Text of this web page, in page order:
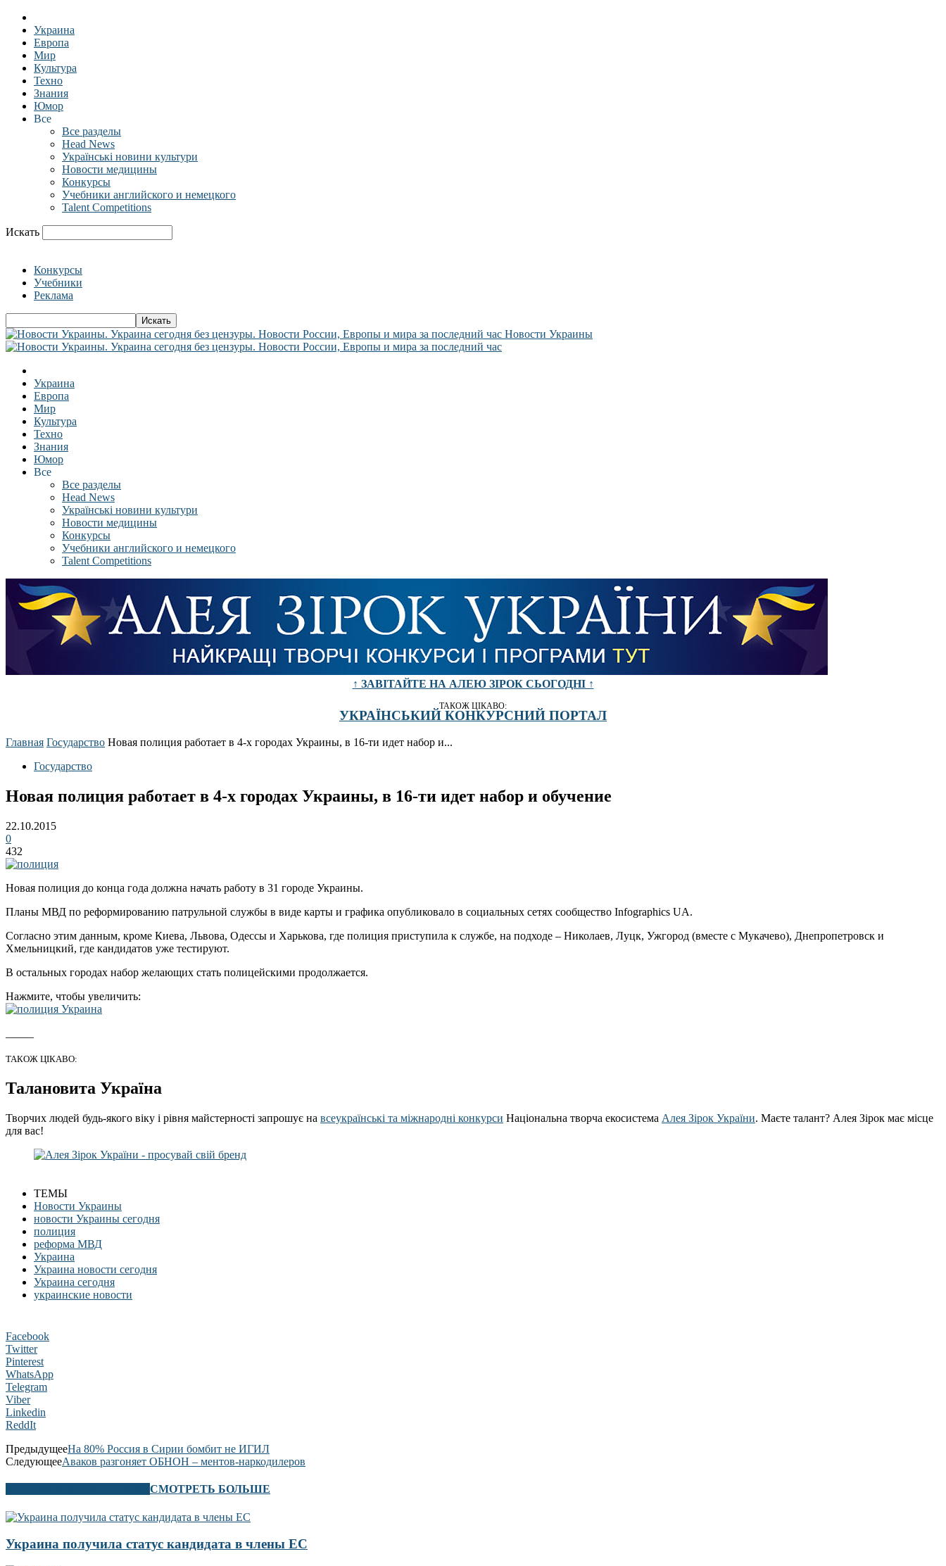
Украина
Европа
Мир
Культура
Техно
Знания
Юмор
Все
Все разделы
Head News
Українські новини культури
Новости медицины
Конкурсы
Учебники английского и немецкого
Talent Competitions
Искать
Конкурсы
Учебники
Реклама
Новости Украины
Украина
Европа
Мир
Культура
Техно
Знания
Юмор
Все
Все разделы
Head News
Українські новини культури
Новости медицины
Конкурсы
Учебники английского и немецкого
Talent Competitions
↑ ЗАВІТАЙТЕ НА АЛЕЮ ЗІРОК СЬОГОДНІ ↑
ТАКОЖ ЦІКАВО:
УКРАЇНСЬКИЙ КОНКУРСНИЙ ПОРТАЛ
Главная Государство Новая полиция работает в 4-х городах Украины, в 16-ти идет набор и...
Государство
Новая полиция работает в 4-х городах Украины, в 16-ти идет набор и обучение
22.10.2015
0
432
Новая полиция до конца года должна начать работу в 31 городе Украины.
Планы МВД по реформированию патрульной службы в виде карты и графика опубликовало в социальных сетях сообщество Infographics UA.
Согласно этим данным, кроме Киева, Львова, Одессы и Харькова, где полиция приступила к службе, на подходе – Николаев, Луцк, Ужгород (вместе с Мукачево), Днепропетровск и
Хмельницкий, где кандидатов уже тестируют.
В остальных городах набор желающих стать полицейскими продолжается.
Нажмите, чтобы увеличить:
ТАКОЖ ЦІКАВО:
Талановита Україна
Творчих людей будь-якого віку і рівня майстерності запрошує на всеукраїнські та міжнародні конкурси Національна творча екосистема Алея Зірок України. Маєте талант? Алея Зірок має місце
для вас!
ТЕМЫ
Новости Украины
новости Украины сегодня
полиция
реформа МВД
Украина
Украина новости сегодня
Украина сегодня
украинские новости
Facebook
Twitter
Pinterest
WhatsApp
Telegram
Viber
Linkedin
ReddIt
ПредыдущееНа 80% Россия в Сирии бомбит не ИГИЛ
СледующееАваков разгоняет ОБНОН – ментов-наркодилеров
СМОТРЕТЬ БОЛЬШЕ
Украина получила статус кандидата в члены ЕС